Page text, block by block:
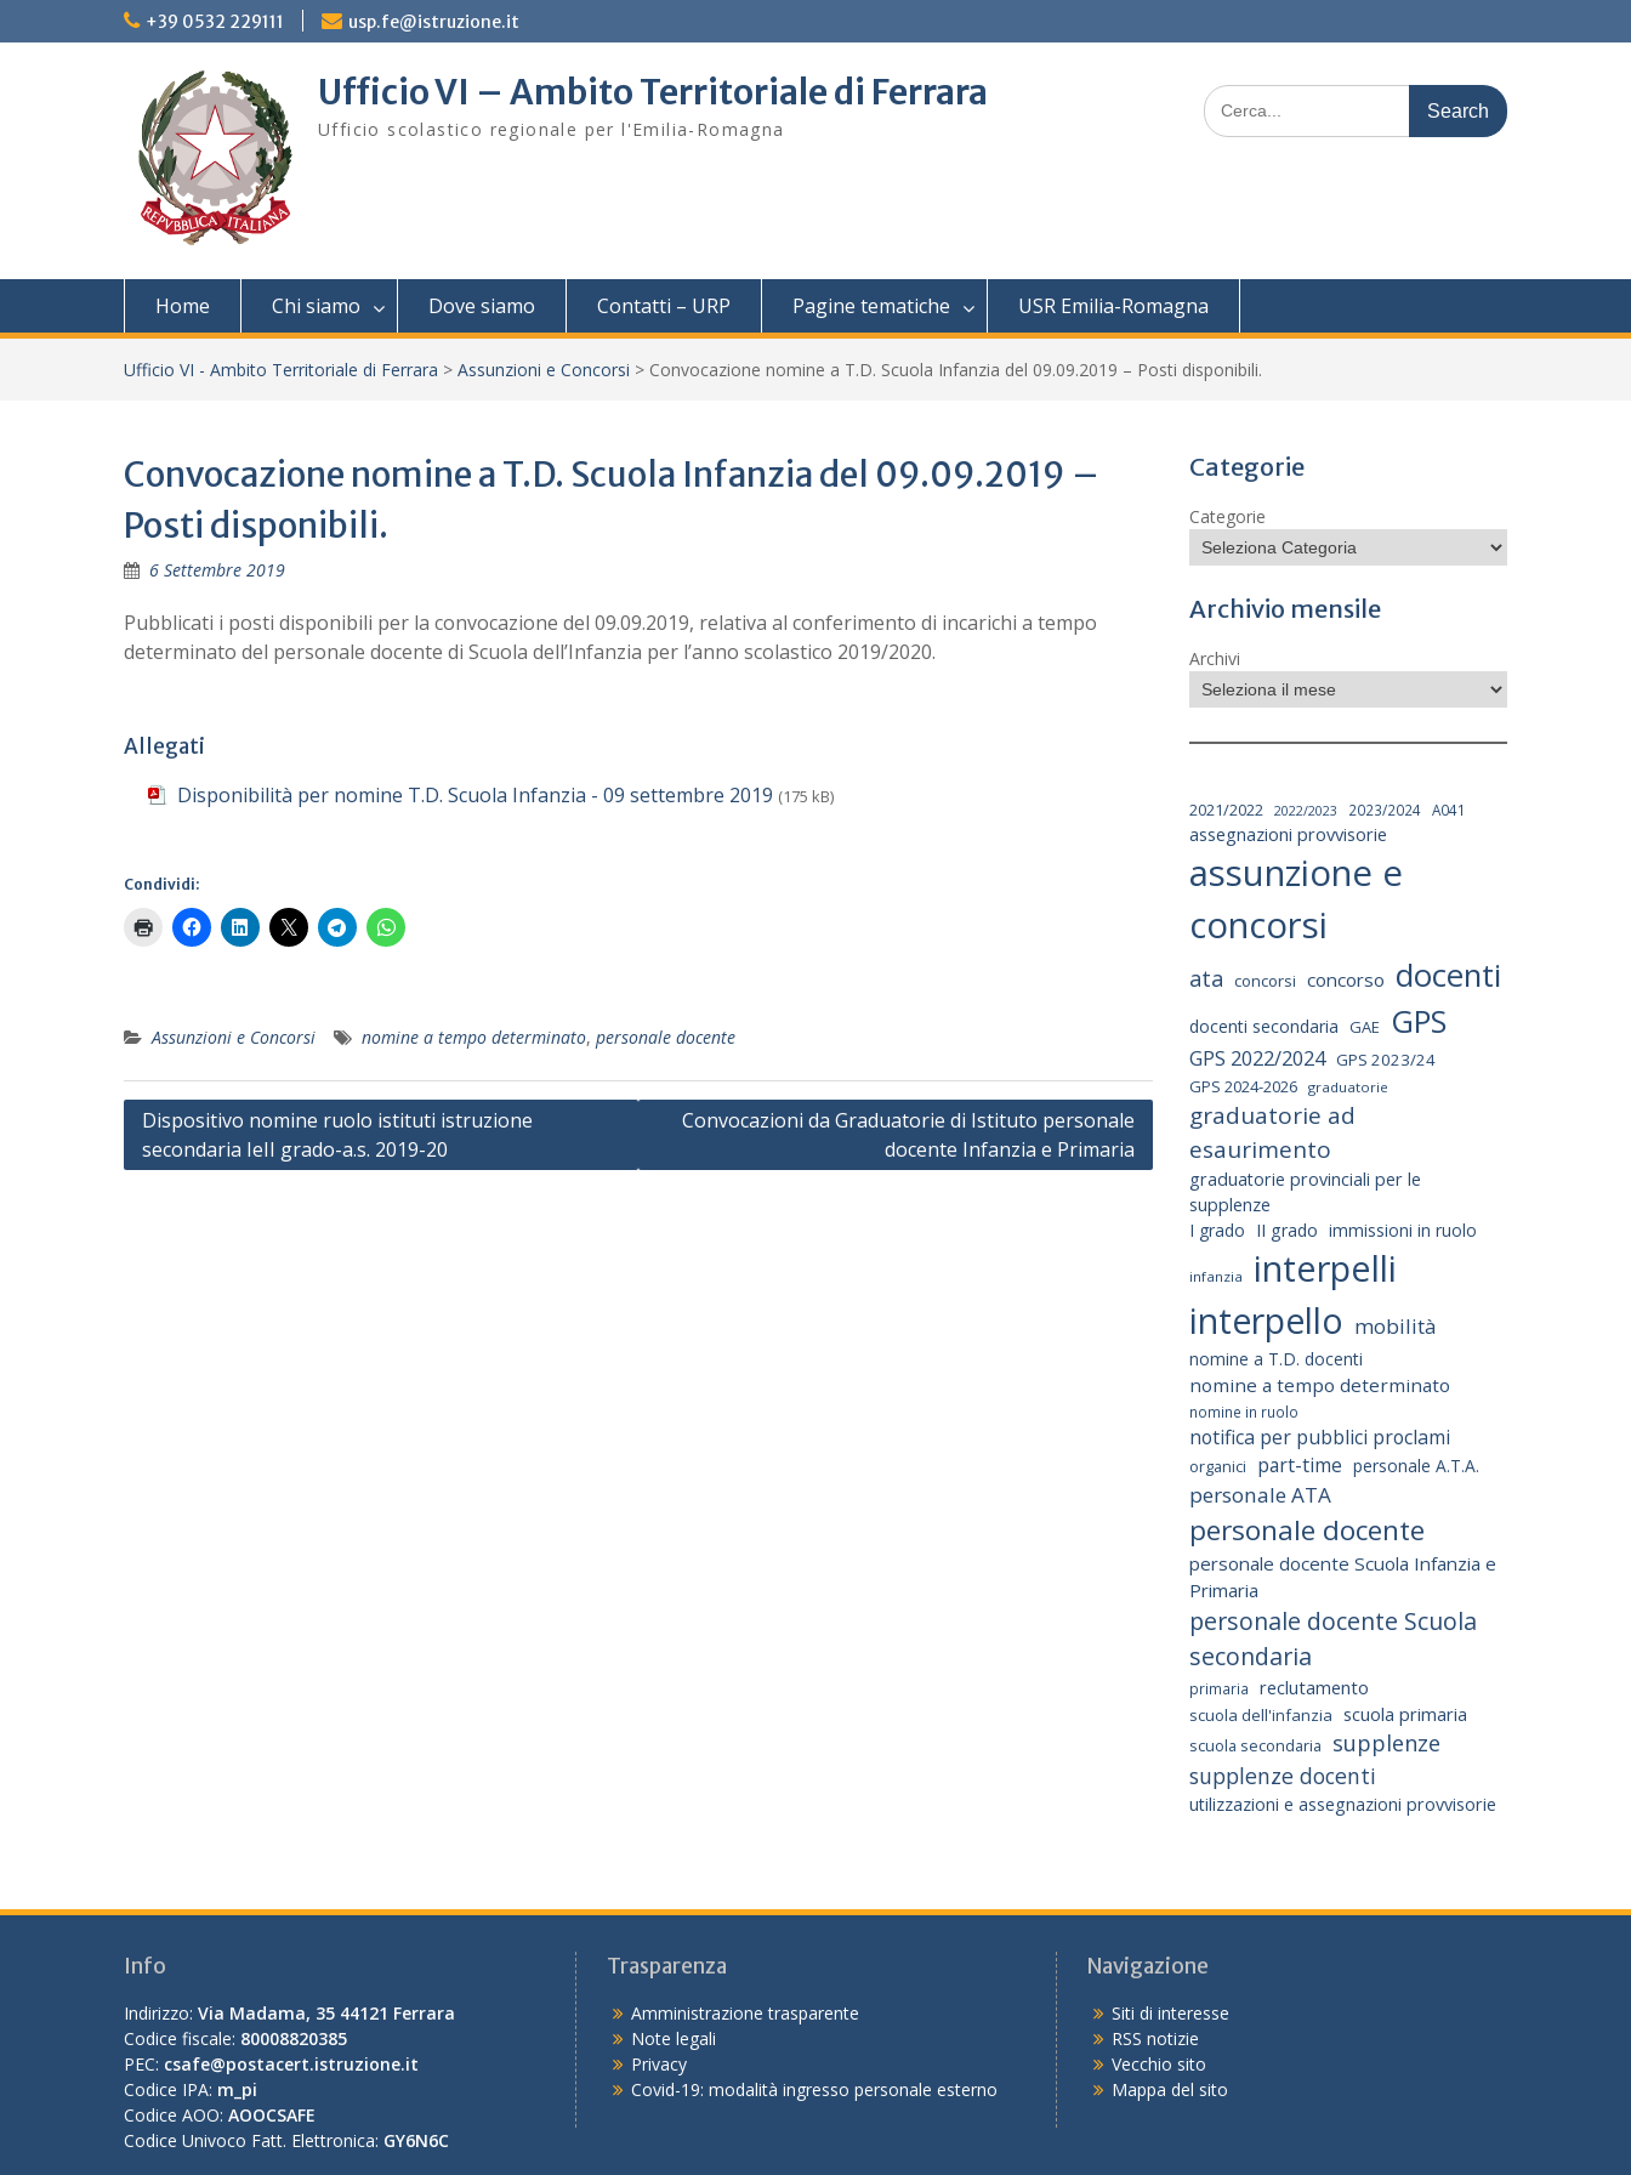
to
+39 0532 229111 usp.fe@istruzione.it
Ufficio VI – Ambito Territoriale di Ferrara
Ufficio scolastico regionale per l'Emilia-Romagna
Search
for:
Home Chi siamo Dove siamo Contatti – URP Pagine tematiche USR Emilia-Romagna
Ufficio VI - Ambito Territoriale di Ferrara > Assunzioni e Concorsi > Convocazione nomine a T.D. Scuola Infanzia del 09.09.2019 – Posti disponibili.
Convocazione nomine a T.D. Scuola Infanzia del 09.09.2019 –
Posti disponibili.
6 Settembre 2019
Pubblicati i posti disponibili per la convocazione del 09.09.2019, relativa al conferimento di incarichi a tempo
determinato del personale docente di Scuola dell’Infanzia per l’anno scolastico 2019/2020.
Allegati
Disponibilità per nomine T.D. Scuola Infanzia - 09 settembre 2019 (175 kB)
Condividi:
Assunzioni e Concorsi nomine a tempo determinato, personale docente
Navigazione
articoli
Dispositivo nomine ruolo istituti istruzione
secondaria IeII grado-a.s. 2019-20
Convocazioni da Graduatorie di Istituto personale
docente Infanzia e Primaria
Categorie
Categorie
Archivio mensile
Archivi
2021/2022 2022/2023 2023/2024 A041
assegnazioni provvisorie
assunzione e
concorsi
ata concorsi concorso docenti
docenti secondaria GAE GPS
GPS 2022/2024 GPS 2023/24
GPS 2024-2026
graduatorie
graduatorie ad
esaurimento
graduatorie provinciali per le
supplenze
I grado II grado immissioni in ruolo
infanzia interpelli
interpello mobilità
nomine a T.D. docenti
nomine a tempo determinato
nomine in ruolo
notifica per pubblici proclami
organici part-time personale A.T.A.
personale ATA
personale docente
personale docente Scuola Infanzia e
Primaria
personale docente Scuola
secondaria
primaria reclutamento
scuola dell'infanzia scuola primaria
scuola secondaria
supplenze
supplenze docenti
utilizzazioni e assegnazioni provvisorie
Info
Indirizzo: Via Madama, 35 44121 Ferrara
Codice fiscale: 80008820385
PEC: csafe@postacert.istruzione.it
Codice IPA: m_pi
Codice AOO: AOOCSAFE
Codice Univoco Fatt. Elettronica: GY6N6C
Trasparenza
Amministrazione trasparente
Note legali
Privacy
Covid-19: modalità ingresso personale esterno
Navigazione
Siti di interesse
RSS notizie
Vecchio sito
Mappa del sito